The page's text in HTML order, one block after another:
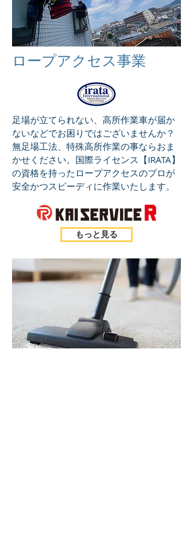
ロープアクセス事業
足場が立てられない、高所作業車が届か
ないなどでお困りではございませんか？
無足場工法、特殊高所作業の事ならおま
かせください。国際ライセンス【IRATA】
の資格を持ったロープアクセスのプロが
安全かつスピーディに作業いたします。
もっと見る